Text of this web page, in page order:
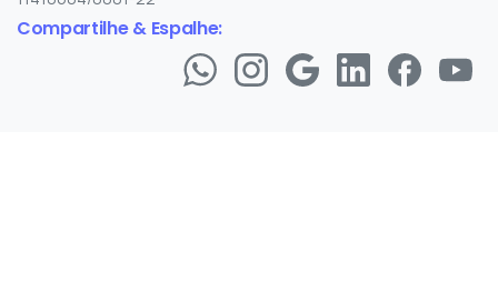
Compartilhe & Espalhe: